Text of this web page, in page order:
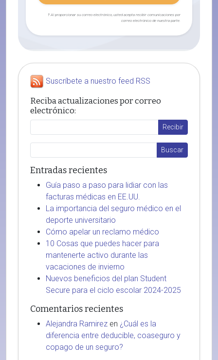
† Al proporcionar su correo electrónico, usted acepta recibir comunicaciones por
correo electrónico de nuestra parte.
Suscríbete a nuestro feed RSS
Reciba actualizaciones por correo
electrónico:
Entradas recientes
Guía paso a paso para lidiar con las
facturas médicas en EE.UU.
La importancia del seguro médico en el
deporte universitario
Cómo apelar un reclamo médico
10 Cosas que puedes hacer para
mantenerte activo durante las
vacaciones de invierno
Nuevos beneficios del plan Student
Secure para el ciclo escolar 2024-2025
Comentarios recientes
Alejandra Ramirez en ¿Cuál es la
diferencia entre deducible, coaseguro y
copago de un seguro?